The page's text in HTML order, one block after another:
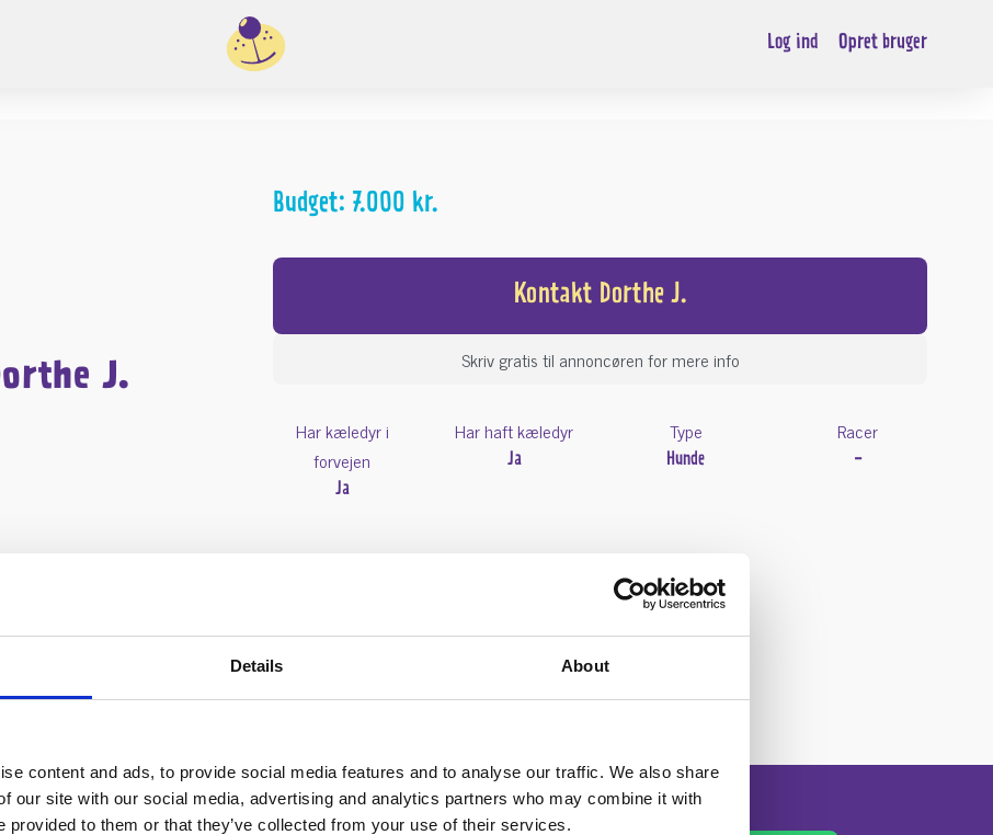
Details About
content and ads, to provide social media features and to analyse our traffic. We also share
our site with our social media, advertising and analytics partners who may combine it with
provided to them or that they’ve collected from your use of their services.
Log ind Opret bruger
J.
Gerne blanding hvor der er
med i. Det skal ikke være en
sammen med min gamle hund
Budget: 7.000 kr.
Kontakt Dorthe J.
Skriv gratis til annoncøren for mere info
Har kæledyr i
forvejen
Ja
Har haft kæledyr
Ja
Type
Hunde
Racer
-